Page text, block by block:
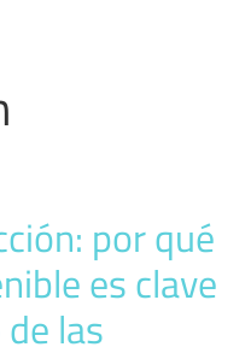
por qué
es clave
las